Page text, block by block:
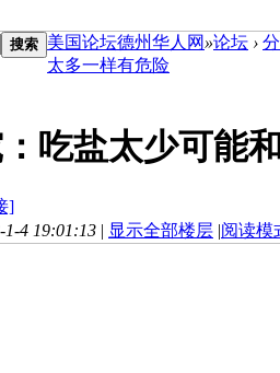
搜索 美国论坛德州华人网 »论坛 ›
太多一样有危险
吃盐太少可能
]
4 19:01:13 | 显示全部楼层 |阅读模